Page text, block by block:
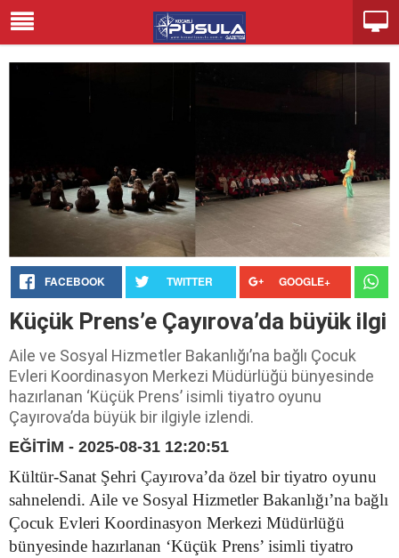
FACEBOOK TWITTER GOOGLE+
Küçük Prens’e Çayırova’da büyük ilgi
Aile ve Sosyal Hizmetler Bakanlığı’na bağlı Çocuk
Evleri Koordinasyon Merkezi Müdürlüğü bünyesinde
hazırlanan ‘Küçük Prens’ isimli tiyatro oyunu
Çayırova’da büyük bir ilgiyle izlendi.
EĞİTİM - 2025-08-31 12:20:51
Kültür-Sanat Şehri Çayırova’da özel bir tiyatro oyunu
sahnelendi. Aile ve Sosyal Hizmetler Bakanlığı’na bağlı
Çocuk Evleri Koordinasyon Merkezi Müdürlüğü
bünyesinde hazırlanan ‘Küçük Prens’ isimli tiyatro